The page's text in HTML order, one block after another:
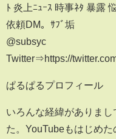
ﾄ 炎上ﾆｭｰｽ 時事ﾈﾀ 暴露
依頼DM。ｻﾌﾞ垢
@subsyc
Twitter⇒https://
ぱるぱるプロフィール
いろんな経緯がありまし
た。YouTubeもはじめ